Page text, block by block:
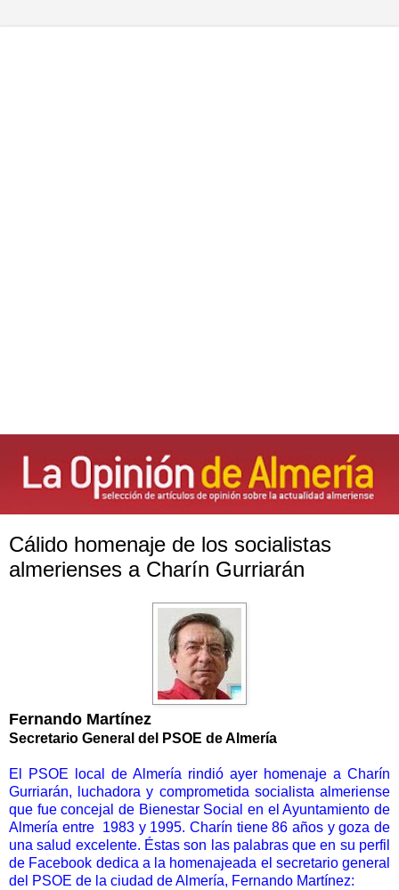
Cálido homenaje de los socialistas
almerienses a Charín Gurriarán
Fernando Martínez
Secretario General del PSOE de Almería
El PSOE local de Almería rindió ayer homenaje a Charín
Gurriarán, luchadora y comprometida socialista almeriense
que fue concejal de Bienestar Social en el Ayuntamiento de
Almería entre 1983 y 1995. Charín tiene 86 años y goza de
una salud excelente. Éstas son las palabras que en su perfil
de Facebook dedica a la homenajeada el secretario general
del PSOE de la ciudad de Almería, Fernando Martínez: